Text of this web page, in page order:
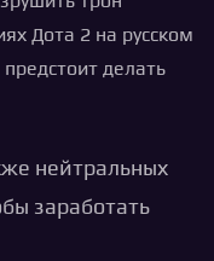
Дота 2 на русском
делать
нейтральных
заработать